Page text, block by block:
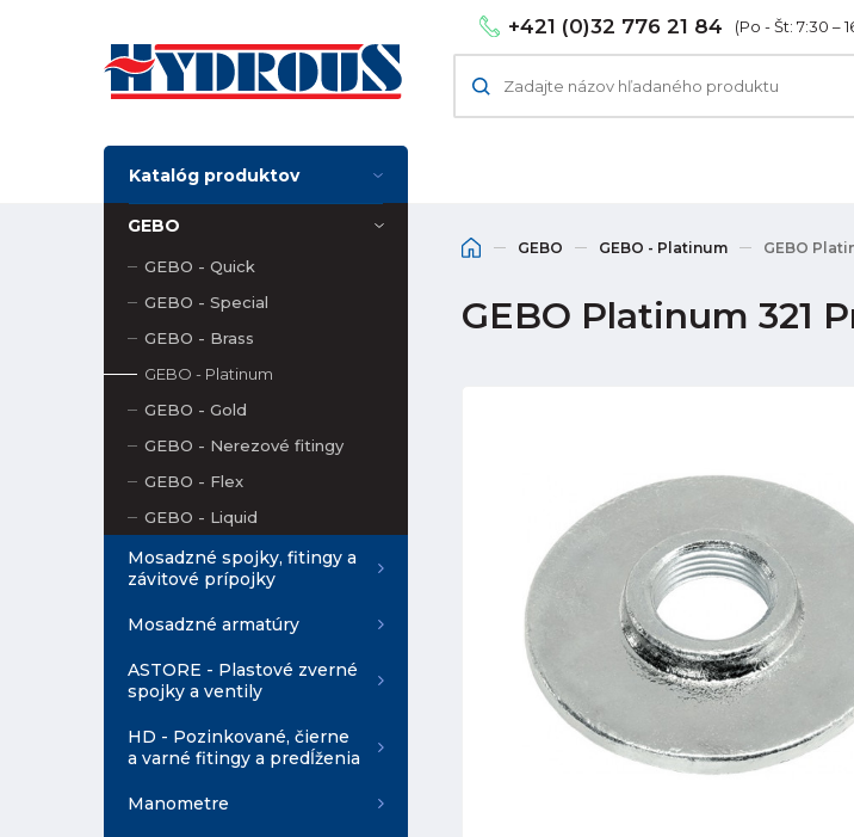
+421 (0)32 776 21 84 (Po - Št: 7:30 –
Katalóg produktov
GEBO
GEBO - Quick
GEBO - Special
GEBO - Brass
GEBO - Platinum
GEBO - Gold
GEBO - Nerezové fitingy
GEBO - Flex
GEBO - Liquid
Mosadzné spojky, fitingy a
závitové prípojky
Mosadzné armatúry
ASTORE - Plastové zverné
spojky a ventily
HD - Pozinkované, čierne
a varné fitingy a predĺženia
Manometre
GEBO GEBO - Platinum GEBO
GEBO Platinum 321